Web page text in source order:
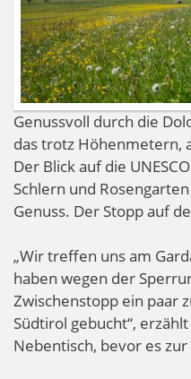
Genussvoll durch die
das trotz Höhenmetern,
Der Blick auf die
Schlern und
Genuss. Der Stopp auf
„Wir treffen uns am
haben wegen der
Zwischenstopp ein paar
Südtirol gebucht“,
Nebentisch, bevor es